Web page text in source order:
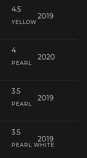
4.5
2019
YELLOW
4
2020
PEARL
3.5
2019
PEARL
3.5
2019
PEARL WHITE